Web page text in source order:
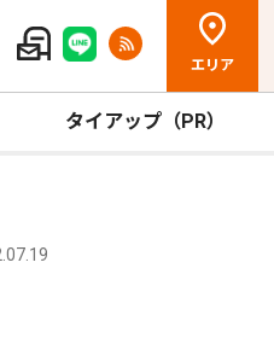
エリア
タイアップ（PR）